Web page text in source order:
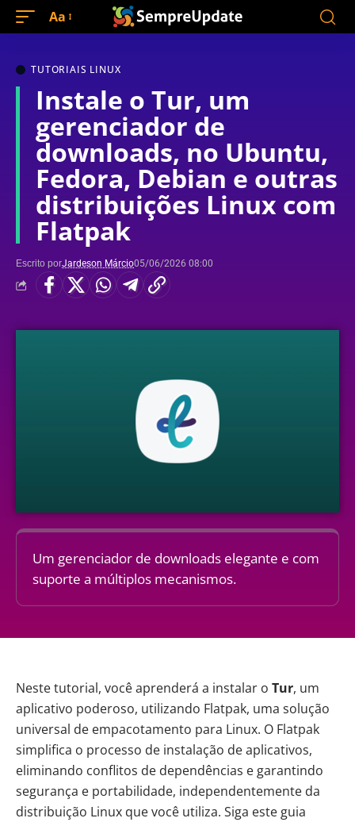
Aa
TUTORIAIS LINUX
Instale o Tur, um
gerenciador de
downloads, no Ubuntu,
Fedora, Debian e outras
distribuições Linux com
Flatpak
Escrito porJardeson Márcio05/06/2026 08:00
Um gerenciador de downloads elegante e com
suporte a múltiplos mecanismos.
Neste tutorial, você aprenderá a instalar o Tur, um
aplicativo poderoso, utilizando Flatpak, uma solução
universal de empacotamento para Linux. O Flatpak
simplifica o processo de instalação de aplicativos,
eliminando conflitos de dependências e garantindo
segurança e portabilidade, independentemente da
distribuição Linux que você utiliza. Siga este guia